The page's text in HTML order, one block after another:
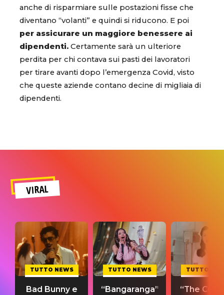
anche di risparmiare sulle postazioni fisse che
diventano “volanti” e quindi si riducono. E poi
per assicurare un maggiore benessere ai
dipendenti. Certamente sarà un ulteriore
perdita per chi contava sui pasti dei lavoratori
per tirare avanti dopo l’emergenza Covid, visto
che queste aziende contano decine di migliaia di
dipendenti.
VIRAL
TUTTO NEWS
Bad Bunny e
TUTTO NEWS
“Bangaranga”
TUTTO
“The